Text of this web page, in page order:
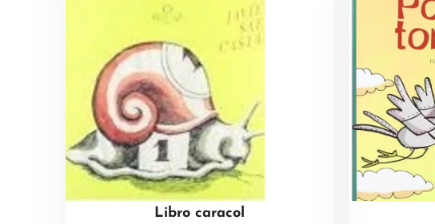
Libro caracol